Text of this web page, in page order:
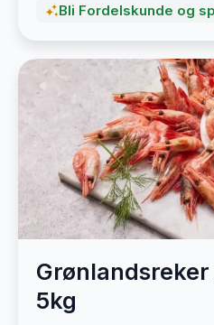
Bli Fordelskunde og
5kg